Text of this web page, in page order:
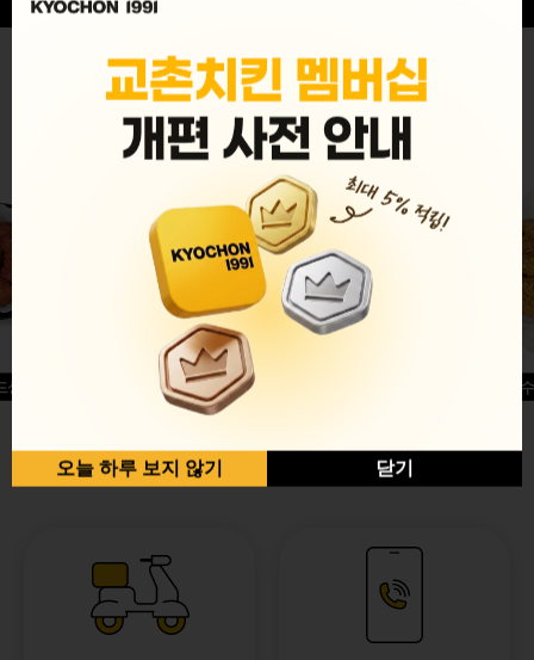
MENU
글윙
반반순살[레드+허니]
허니옥
오늘 하루 보지 않기 닫기